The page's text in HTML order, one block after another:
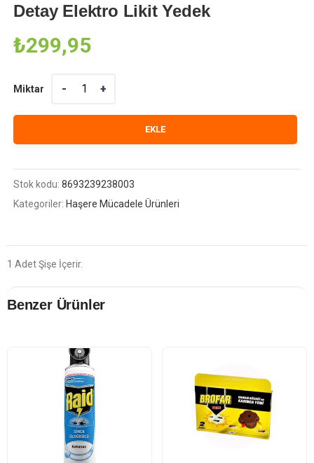
Detay Elektro Likit Yedek
₺299,95
Miktar
Miktar
EKLE
Stok kodu:8693239238003
Kategoriler:Haşere Mücadele Ürünleri
1 Adet Şişe İçerir.
Benzer Ürünler